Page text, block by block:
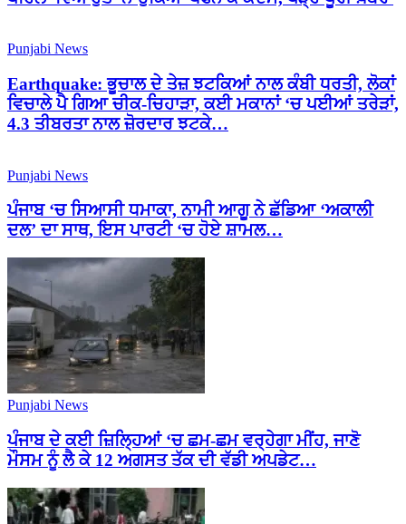
Punjabi News
Earthquake: ਭੂਚਾਲ ਦੇ ਤੇਜ਼ ਝਟਕਿਆਂ ਨਾਲ ਕੰਬੀ ਧਰਤੀ, ਲੋਕਾਂ
ਵਿਚਾਲੇ ਪੈ ਗਿਆ ਚੀਕ-ਚਿਹਾੜਾ, ਕਈ ਮਕਾਨਾਂ ‘ਚ ਪਈਆਂ ਤਰੇੜਾਂ,
4.3 ਤੀਬਰਤਾ ਨਾਲ ਜ਼ੋਰਦਾਰ ਝਟਕੇ…
Punjabi News
ਪੰਜਾਬ ‘ਚ ਸਿਆਸੀ ਧਮਾਕਾ, ਨਾਮੀ ਆਗੂ ਨੇ ਛੱਡਿਆ ‘ਅਕਾਲੀ
ਦਲ’ ਦਾ ਸਾਥ, ਇਸ ਪਾਰਟੀ ‘ਚ ਹੋਏ ਸ਼ਾਮਲ…
Punjabi News
ਪੰਜਾਬ ਦੇ ਕਈ ਜ਼ਿਲ੍ਹਿਆਂ ‘ਚ ਛਮ-ਛਮ ਵਰ੍ਹੇਗਾ ਮੀਂਹ, ਜਾਣੋ
ਮੌਸਮ ਨੂੰ ਲੈ ਕੇ 12 ਅਗਸਤ ਤੱਕ ਦੀ ਵੱਡੀ ਅਪਡੇਟ…